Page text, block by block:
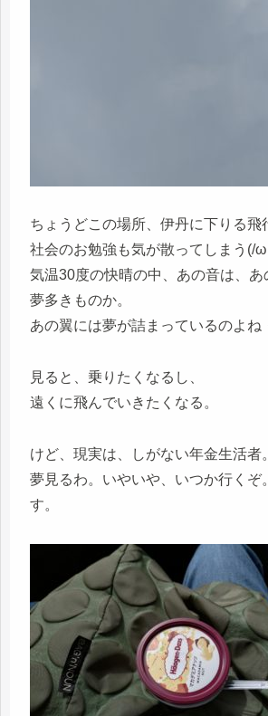
ちょうどこの場所、伊丹に下りる飛
社会のお勉強も気が散ってしまう(/
気温30度の快晴の中、あの音は、あ
夢多きものか。
あの翼には夢が詰まっているのよね
見ると、乗りたくなるし、
遠くに飛んでいきたくなる。
けど、現実は、しがない年金生活者。
夢見るわ。いやいや、いつか行くぞ
す。